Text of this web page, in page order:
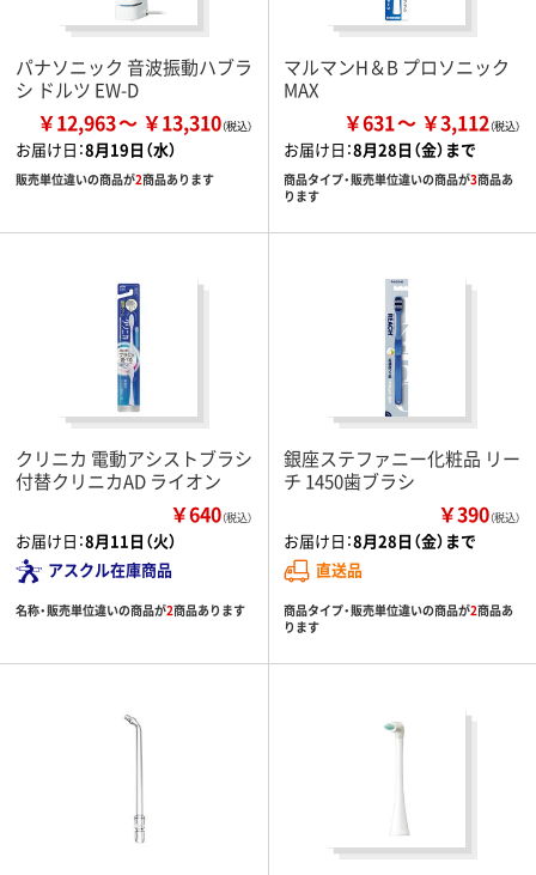
パナソニック 音波振動ハブラ
シ ドルツ EW-D
￥12,963 ￥13,310
お届け日：8月19日（水）
販売単位違いの商品が2商品あります
マルマンH＆B プロソニック
MAX
￥631 ￥3,112
お届け日：8月28日（金）まで
商品タイプ・販売単位違いの商品が3商品あ
ります
クリニカ 電動アシストブラシ
付替クリニカAD ライオン
￥640（税込）
お届け日：8月11日（火）
アスクル在庫商品
名称・販売単位違いの商品が2商品あります
銀座ステファニー化粧品 リー
チ 1450歯ブラシ
￥390（税込）
お届け日：8月28日（金）まで
直送品
商品タイプ・販売単位違いの商品が2商品あ
ります